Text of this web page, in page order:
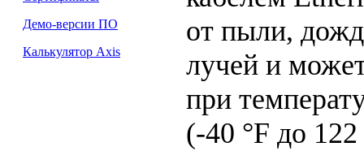
Демо-версии ПО
Калькулятор Axis
от пыли,
лучей и
при
(-40 °F до